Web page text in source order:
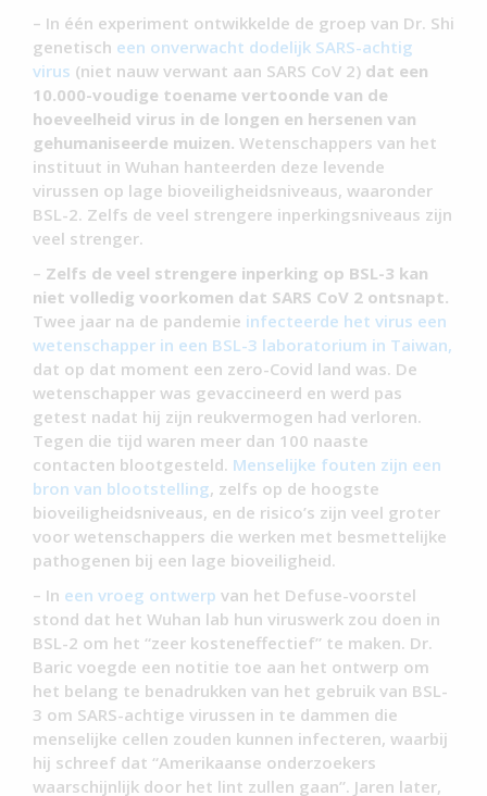
– In één experiment ontwikkelde de groep van Dr. Shi
genetisch een onverwacht dodelijk SARS-achtig
virus (niet nauw verwant aan SARS CoV 2) dat een
10.000-voudige toename vertoonde van de
hoeveelheid virus in de longen en hersenen van
gehumaniseerde muizen. Wetenschappers van het
instituut in Wuhan hanteerden deze levende
virussen op lage bioveiligheidsniveaus, waaronder
BSL-2. Zelfs de veel strengere inperkingsniveaus zijn
veel strenger.
– Zelfs de veel strengere inperking op BSL-3 kan
niet volledig voorkomen dat SARS CoV 2 ontsnapt.
Twee jaar na de pandemie infecteerde het virus een
wetenschapper in een BSL-3 laboratorium in Taiwan,
dat op dat moment een zero-Covid land was. De
wetenschapper was gevaccineerd en werd pas
getest nadat hij zijn reukvermogen had verloren.
Tegen die tijd waren meer dan 100 naaste
contacten blootgesteld. Menselijke fouten zijn een
bron van blootstelling, zelfs op de hoogste
bioveiligheidsniveaus, en de risico’s zijn veel groter
voor wetenschappers die werken met besmettelijke
pathogenen bij een lage bioveiligheid.
– In een vroeg ontwerp van het Defuse-voorstel
stond dat het Wuhan lab hun viruswerk zou doen in
BSL-2 om het “zeer kosteneffectief” te maken. Dr.
Baric voegde een notitie toe aan het ontwerp om
het belang te benadrukken van het gebruik van BSL-
3 om SARS-achtige virussen in te dammen die
menselijke cellen zouden kunnen infecteren, waarbij
hij schreef dat “Amerikaanse onderzoekers
waarschijnlijk door het lint zullen gaan”. Jaren later,